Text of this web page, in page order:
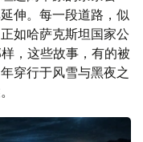
伸。每一段道路，似
如哈萨克斯坦国家公
，这些故事，有的被
穿行于风雪与黑夜之